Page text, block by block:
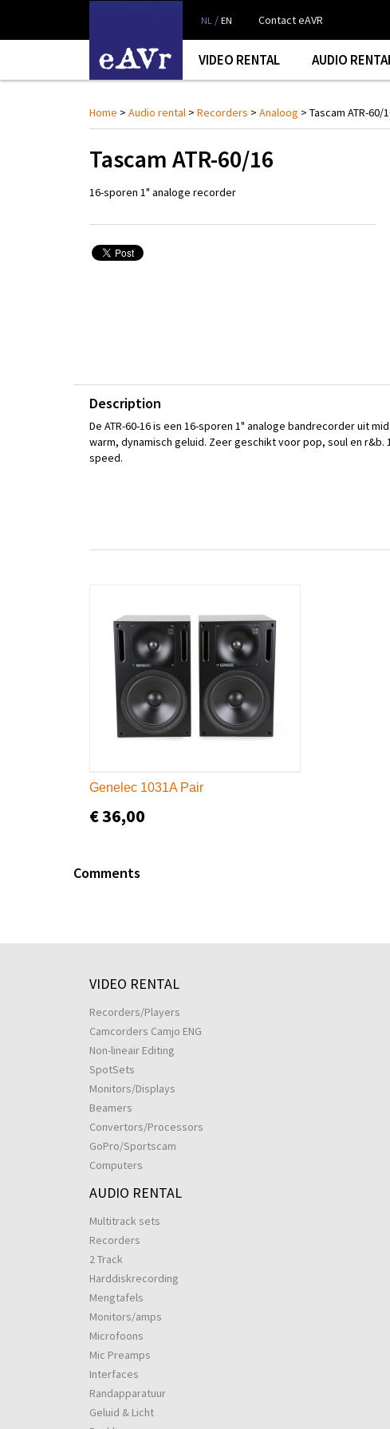
NL / EN Contact eAVR
VIDEO RENTAL AUDIO
Home > Audio rental > Recorders > Analoog > Tascam ATR-60/
Tascam ATR-60/16
16-sporen 1" analoge recorder
Description
De ATR-60-16 is een 16-sporen 1" analoge bandrecorder uit
warm, dynamisch geluid. Zeer geschikt voor pop, soul en r&b.
speed.
Genelec 1031A Pair
€ 36,00
Comments
VIDEO RENTAL
Recorders/Players
Camcorders Camjo ENG
Non-lineair Editing
SpotSets
Monitors/Displays
Beamers
Convertors/Processors
GoPro/Sportscam
Computers
AUDIO RENTAL
Multitrack sets
Recorders
2 Track
Harddiskrecording
Mengtafels
Monitors/amps
Microfoons
Mic Preamps
Interfaces
Randapparatuur
Geluid & Licht